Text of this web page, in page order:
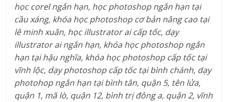
học corel ngắn hạn, học photoshop ngắn hạn tại
cầu xáng, khóa học photoshop cơ bản nâng cao tại
lê minh xuân, học illustrator ai cấp tốc, dạy
illustrator ai ngắn hạn, khóa học photoshop ngắn
hạn tại hậu nghĩa, khóa học photoshop cấp tốc tại
vĩnh lộc, dạy photoshop cấp tốc tại bình chánh, dạy
photohop ngắn hạn tại bình tân, quận 5, tên lửa,
quận 1, mã lò, quận 12, bình trị đông a, quận 2, vĩnh